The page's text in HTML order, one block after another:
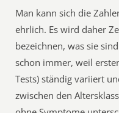
Man kann sich die
ehrlich. Es wird daher
bezeichnen, was sie
schon immer, weil
Tests) ständig variiert
zwischen den